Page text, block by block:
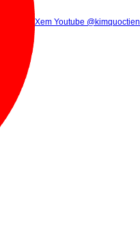
Xem Tik Tok
Gọi điện (8h00 - 21h30)
Xem Youtube @kimquoctien